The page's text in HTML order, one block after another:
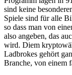
sind keine
Spiele sind für alle
so dass man von
also angeben, das
wird. Diem
Ladbrokes gehört
Branche, von einem